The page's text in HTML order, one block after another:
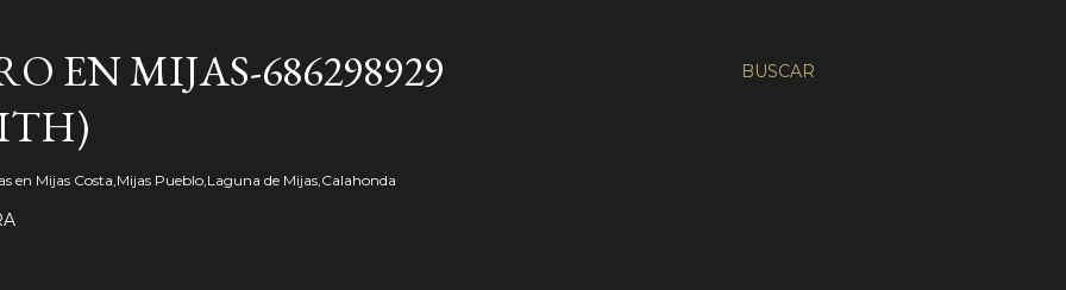
BUSCAR
EN MIJAS-686298929
en Mijas Costa,Mijas Pueblo,Laguna de Mijas,Calahonda